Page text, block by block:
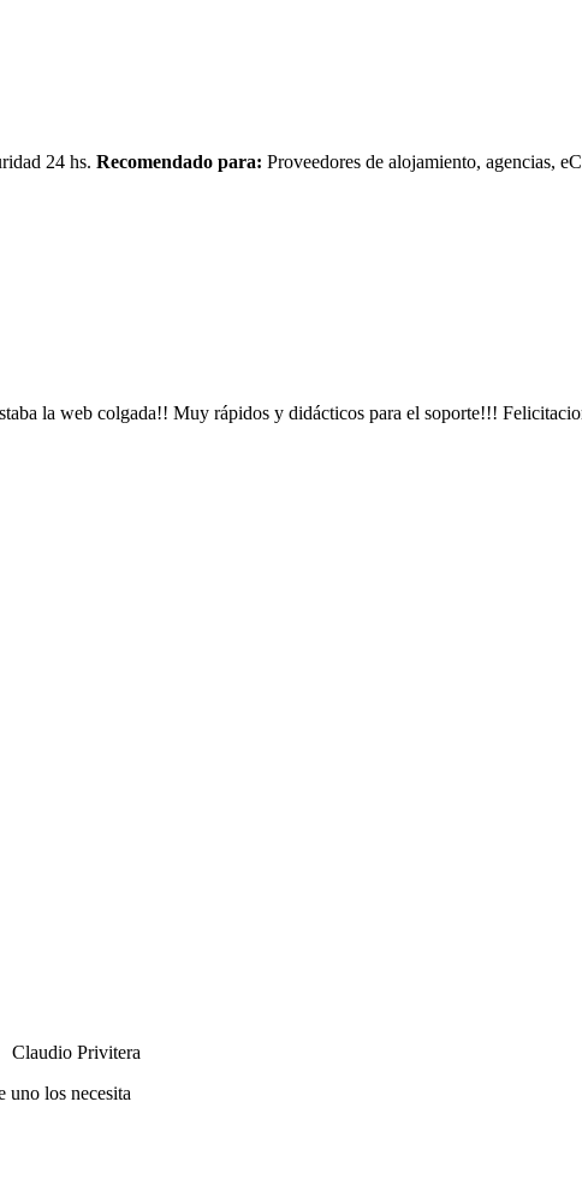
24 hs. Recomendado para: Proveedores de alojamiento, agencias,
la web colgada!! Muy rápidos y didácticos para el soporte!!!
Claudio Privitera
uno los necesita